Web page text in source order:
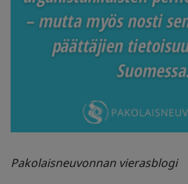
Pakolaisneuvonnan vierasblogi